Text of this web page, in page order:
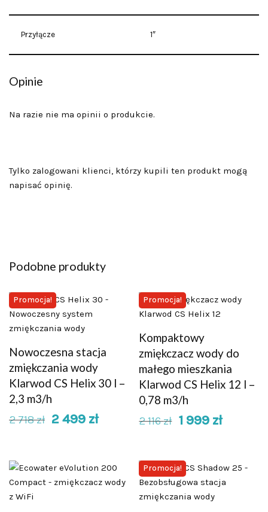
Przyłącze 1″
Opinie
Na razie nie ma opinii o produkcie.
Tylko zalogowani klienci, którzy kupili ten produkt mogą
napisać opinię.
Podobne produkty
Promocja!
Nowoczesna stacja
zmiękczania wody
Klarwod CS Helix 30 l –
2,3 m3/h
2 718zł 2 499 zł
Promocja!
Kompaktowy
zmiękczacz wody do
małego mieszkania
Klarwod CS Helix 12 l –
0,78 m3/h
2 116zł 1 999 zł
Promocja!